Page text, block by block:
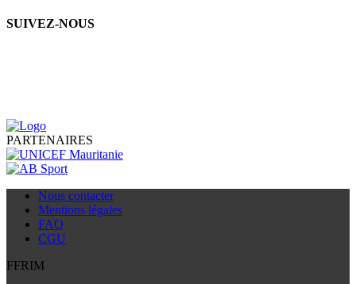
SUIVEZ-NOUS
PARTENAIRES
Nous contacter
Mentions légales
FAQ
CGU
FFRIM